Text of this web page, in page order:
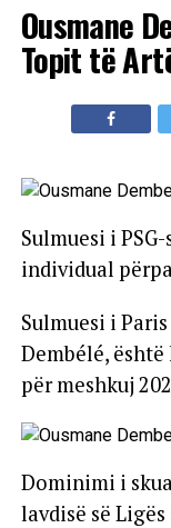
Ousmane
Topit të
Sulmuesi i
individual
Sulmuesi i
Dembélé,
për meshkuj
Dominimi i
lavdisë së